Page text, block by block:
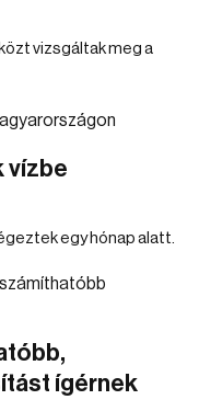
vizsgáltak meg a
vízbe
egy hónap alatt.
ígérnek